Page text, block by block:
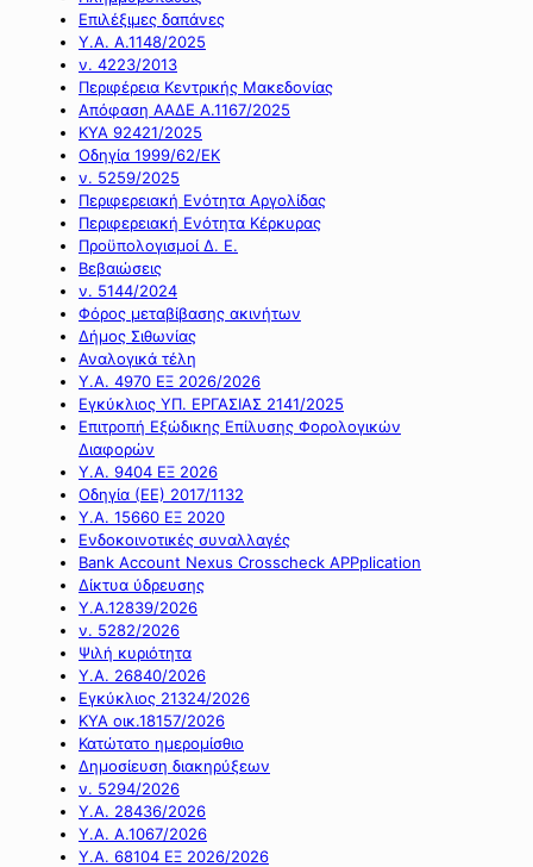
Επιλέξιμες δαπάνες
Υ.Α. Α.1148/2025
ν. 4223/2013
Περιφέρεια Κεντρικής Μακεδονίας
Απόφαση ΑΑΔΕ Α.1167/2025
ΚΥΑ 92421/2025
Οδηγία 1999/62/ΕΚ
ν. 5259/2025
Περιφερειακή Ενότητα Αργολίδας
Περιφερειακή Ενότητα Κέρκυρας
Προϋπολογισμοί Δ. Ε.
Βεβαιώσεις
ν. 5144/2024
Φόρος μεταβίβασης ακινήτων
Δήμος Σιθωνίας
Αναλογικά τέλη
Υ.Α. 4970 ΕΞ 2026/2026
Εγκύκλιος ΥΠ. ΕΡΓΑΣΙΑΣ 2141/2025
Επιτροπή Εξώδικης Επίλυσης Φορολογικών
Διαφορών
Υ.Α. 9404 ΕΞ 2026
Οδηγία (ΕΕ) 2017/1132
Υ.Α. 15660 ΕΞ 2020
Ενδοκοινοτικές συναλλαγές
Bank Account Nexus Crosscheck APPplication
Δίκτυα ύδρευσης
Υ.Α.12839/2026
ν. 5282/2026
Ψιλή κυριότητα
Υ.Α. 26840/2026
Εγκύκλιος 21324/2026
ΚΥΑ οικ.18157/2026
Κατώτατο ημερομίσθιο
Δημοσίευση διακηρύξεων
ν. 5294/2026
Υ.Α. 28436/2026
Υ.Α. Α.1067/2026
Υ.Α. 68104 ΕΞ 2026/2026